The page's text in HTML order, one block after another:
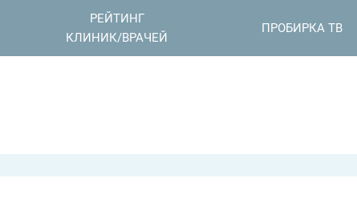
РЕЙТИНГ
КЛИНИК/ВРАЧЕЙ
ПРОБИРКА ТВ